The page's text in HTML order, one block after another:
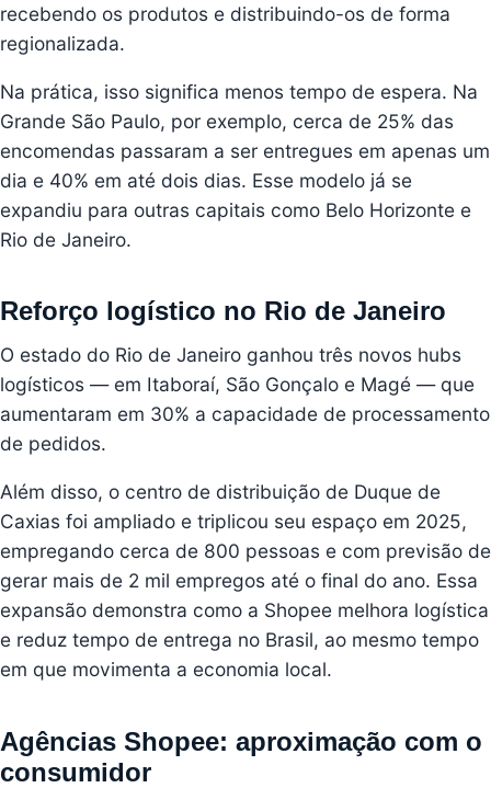
recebendo os produtos e distribuindo-os de forma
regionalizada.
Na prática, isso significa menos tempo de espera. Na
Grande São Paulo, por exemplo, cerca de 25% das
encomendas passaram a ser entregues em apenas um
dia e 40% em até dois dias. Esse modelo já se
expandiu para outras capitais como Belo Horizonte e
Rio de Janeiro.
Reforço logístico no Rio de Janeiro
O estado do Rio de Janeiro ganhou três novos hubs
logísticos — em Itaboraí, São Gonçalo e Magé — que
aumentaram em 30% a capacidade de processamento
de pedidos.
Além disso, o centro de distribuição de Duque de
Caxias foi ampliado e triplicou seu espaço em 2025,
empregando cerca de 800 pessoas e com previsão de
gerar mais de 2 mil empregos até o final do ano. Essa
expansão demonstra como a Shopee melhora logística
e reduz tempo de entrega no Brasil, ao mesmo tempo
em que movimenta a economia local.
Agências Shopee: aproximação com o
consumidor